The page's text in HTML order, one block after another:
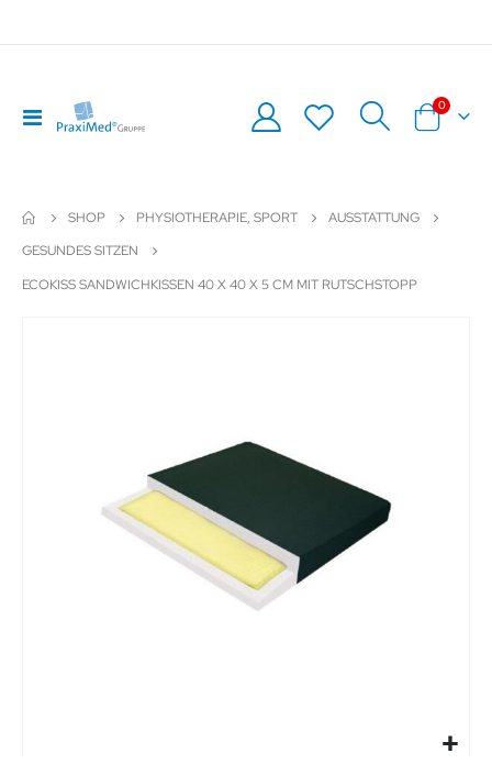
Navigation
umschalten
Warenkorb
0Artikel
SHOP PHYSIOTHERAPIE, SPORT
AUSSTATTUNG
GESUNDES SITZEN
ECOKISS SANDWICHKISSEN 40 X 40 X 5 CM MIT RUTSCHSTOPP